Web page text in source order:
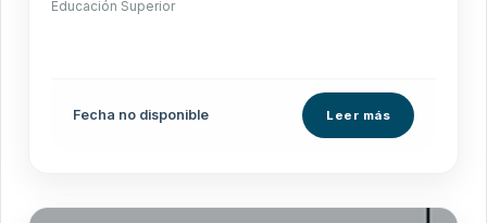
Educación Superior
Fecha no disponible Leer más